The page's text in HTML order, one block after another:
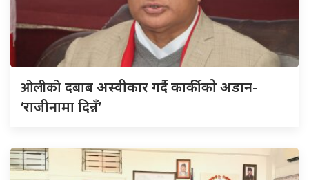
ओलीकोदबाब अस्वीकार गर्दै कार्कीको अडान-
‘राजीनामा दिन्नँ’